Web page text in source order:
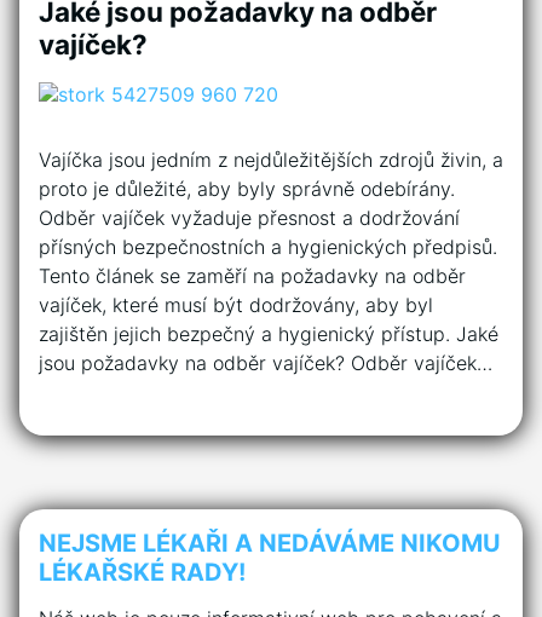
Jaké jsou požadavky na odběr
vajíček?
Vajíčka jsou jedním z nejdůležitějších zdrojů živin, a
proto je důležité, aby byly správně odebírány.
Odběr vajíček vyžaduje přesnost a dodržování
přísných bezpečnostních a hygienických předpisů.
Tento článek se zaměří na požadavky na odběr
vajíček, které musí být dodržovány, aby byl
zajištěn jejich bezpečný a hygienický přístup. Jaké
jsou požadavky na odběr vajíček? Odběr vajíček…
NEJSME LÉKAŘI A NEDÁVÁME NIKOMU
LÉKAŘSKÉ RADY!